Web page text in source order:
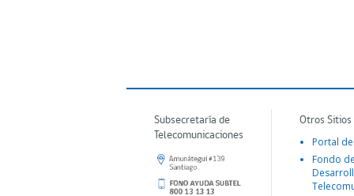
Subsecretaría de
Telecomunicaciones
Otros
Portal
Fondo